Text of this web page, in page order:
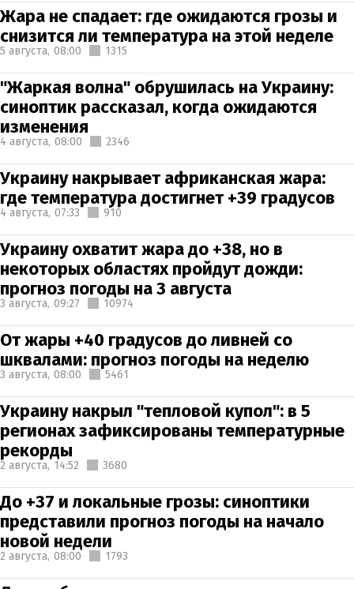
Жара не спадает: где ожидаются грозы и
снизится ли температура на этой неделе
5 августа, 08:00 1315
"Жаркая волна" обрушилась на Украину:
синоптик рассказал, когда ожидаются
изменения
4 августа, 08:00 2346
Украину накрывает африканская жара:
где температура достигнет +39 градусов
4 августа, 07:33 910
Украину охватит жара до +38, но в
некоторых областях пройдут дожди:
прогноз погоды на 3 августа
3 августа, 09:27 10974
От жары +40 градусов до ливней со
шквалами: прогноз погоды на неделю
3 августа, 08:00 5461
Украину накрыл "тепловой купол": в 5
регионах зафиксированы температурные
рекорды
2 августа, 14:52 3680
До +37 и локальные грозы: синоптики
представили прогноз погоды на начало
новой недели
2 августа, 08:00 1793